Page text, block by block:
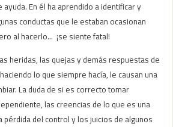
En él ha aprendido a identificar y
conductas que le estaban ocasionan
al hacerlo… ¡se siente fatal!
heridas, las quejas y demás respuestas de
lo que siempre hacía, le causan una
La duda de si es correcto tomar
las creencias de lo que es una
pérdida del control y los juicios de algunos